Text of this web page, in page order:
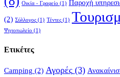
Οικία - Γραφείο (1) Παροχή
(2) Σύλλογος (1) Τέντες (1)
Ψητοπωλείο (1)
Ετικέτες
Camping (2) Αγορές (3)